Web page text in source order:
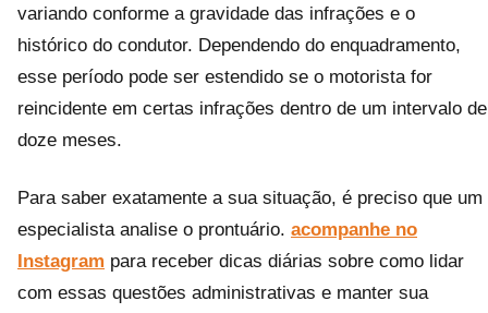
variando conforme a gravidade das infrações e o
histórico do condutor. Dependendo do enquadramento,
esse período pode ser estendido se o motorista for
reincidente em certas infrações dentro de um intervalo de
doze meses.
Para saber exatamente a sua situação, é preciso que um
especialista analise o prontuário. acompanhe no
Instagram para receber dicas diárias sobre como lidar
com essas questões administrativas e manter sua